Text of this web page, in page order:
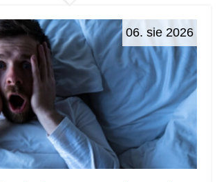
06. sie 2026